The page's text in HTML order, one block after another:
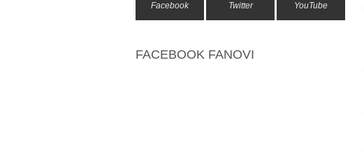
Facebook Twitter YouTube
FACEBOOK FANOVI